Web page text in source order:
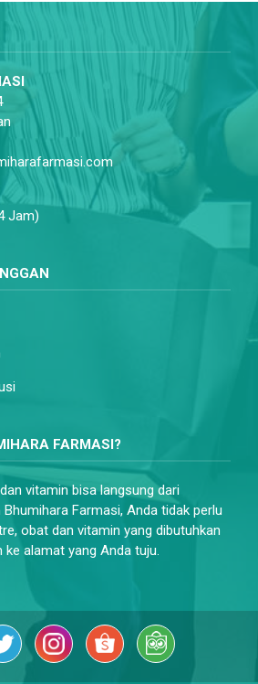
Jam)
FARMASI?
vitamin bisa langsung dari
Farmasi, Anda tidak perlu
obat dan vitamin yang dibutuhkan
ke alamat yang Anda tuju.